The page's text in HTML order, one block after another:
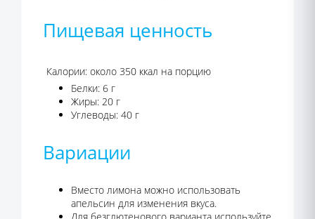
Пищевая ценность
Калории: около 350 ккал на порцию
Белки: 6 г
Жиры: 20 г
Углеводы: 40 г
Вариации
Вместо лимона можно использовать
апельсин для изменения вкуса.